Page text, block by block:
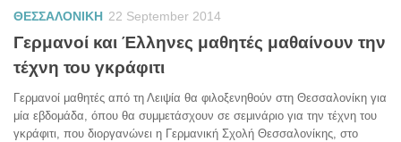
ΘΕΣΣΑΛΟΝΙΚΗ 22 September 2014
Γερμανοί και Έλληνες μαθητές μαθαίνουν την
τέχνη του γκράφιτι
Γερμανοί μαθητές από τη Λειψία θα φιλοξενηθούν στη Θεσσαλονίκη για
μία εβδομάδα, όπου θα συμμετάσχουν σε σεμινάριο για την τέχνη του
γκράφιτι, που διοργανώνει η Γερμανική Σχολή Θεσσαλονίκης, στο